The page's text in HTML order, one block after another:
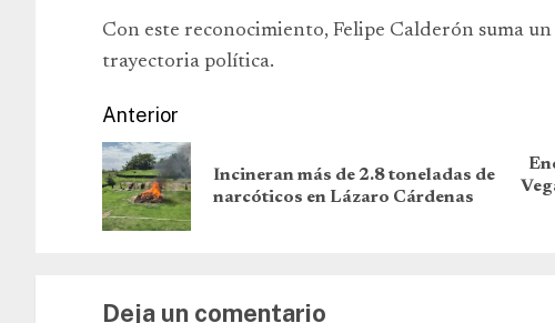
Con este reconocimiento, Felipe Calderón suma
trayectoria política.
Anterior
Incineran más de 2.8 toneladas de
narcóticos en Lázaro Cárdenas
Deja un comentario